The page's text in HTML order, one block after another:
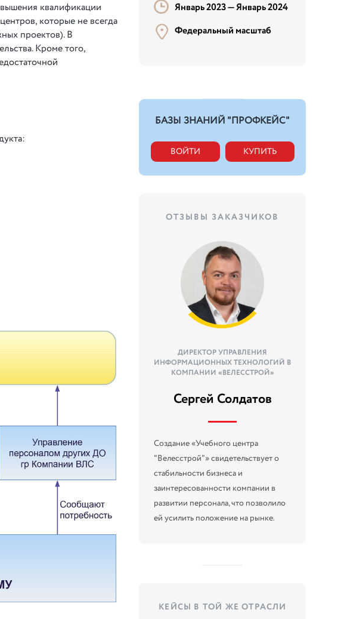
квалификации
которые не всегда
проектов). В
Кроме того,
Январь 2023 —Январь 2024
Федеральный масштаб
БАЗЫ ЗНАНИЙ "ПРОФКЕЙС"
ВОЙТИ КУПИТЬ
ОТЗЫВЫ ЗАКАЗЧИКОВ
ДИРЕКТОР УПРАВЛЕНИЯ
ИНФОРМАЦИОННЫХ ТЕХНОЛОГИЙ В
КОМПАНИИ «ВЕЛЕССТРОЙ»
Сергей Солдатов
Создание «Учебного центра
"Велесстрой"» свидетельствует о
стабильности бизнеса и
заинтересованности компании в
развитии персонала, что позволило
ей усилить положение на рынке.
КЕЙСЫ В ТОЙ ЖЕ ОТРАСЛИ